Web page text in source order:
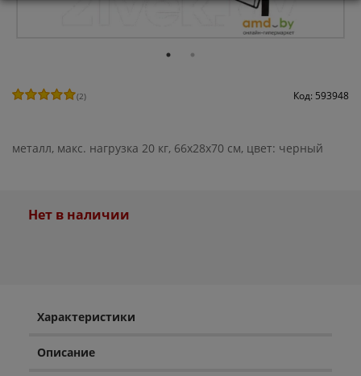
(2) Код: 593948
металл, макс. нагрузка 20 кг, 66x28x70 см, цвет: черный
Нет в наличии
Характеристики
Описание